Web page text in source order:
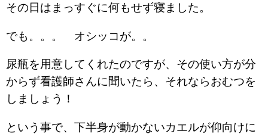
その日はまっすぐに何もせず寝ました。
でも。。。 オシッコが。。
尿瓶を用意してくれたのですが、その使い方が分
からず看護師さんに聞いたら、それならおむつを
しましょう！
という事で、下半身が動かないカエルが仰向けに